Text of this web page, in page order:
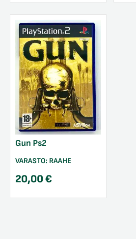
Gun Ps2
VARASTO: RAAHE
20,00€